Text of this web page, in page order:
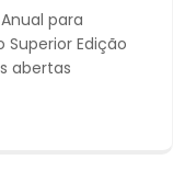
para
Superior Edição
abertas